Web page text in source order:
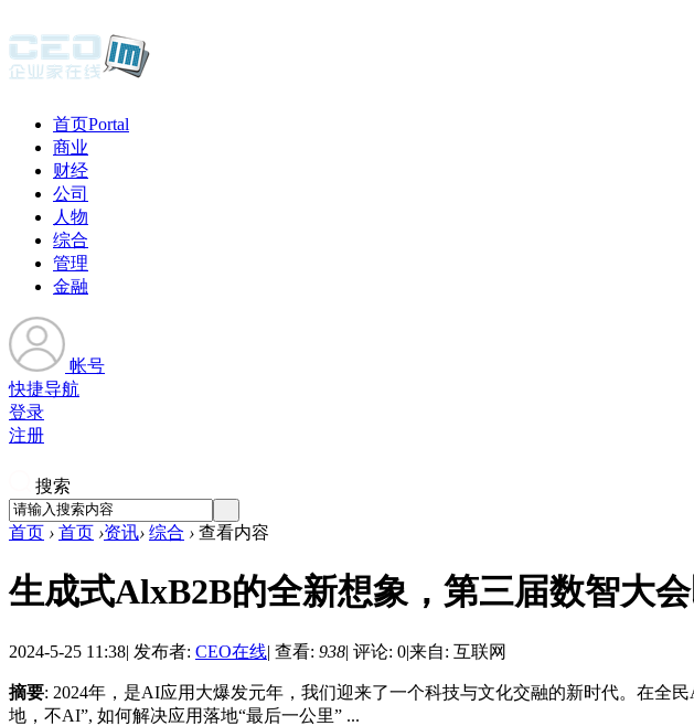
首页Portal
商业
财经
公司
人物
综合
管理
金融
帐号
快捷导航
登录
注册
搜索
首页 › 首页 ›资讯› 综合 › 查看内容
生成式AlxB2B的全新想象，第三届数智大
2024-5-25 11:38| 发布者: CEO在线| 查看: 938| 评论: 0|来自: 互联网
摘要: 2024年，是AI应用大爆发元年，我们迎来了一个科技与文化交融的新时代。在全
地，不AI”, 如何解决应用落地“最后一公里” ...